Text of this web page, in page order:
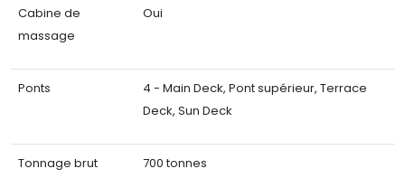
Cabine de
massage
Oui
Ponts
4 - Main Deck, Pont supérieur, Terrace
Deck, Sun Deck
Tonnage brut 700 tonnes